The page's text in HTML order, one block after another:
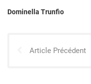
Dominella Trunfio
Article Précédent